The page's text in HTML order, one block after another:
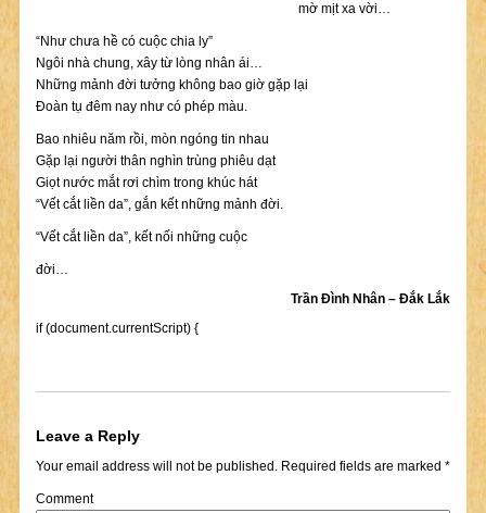
mờ mịt xa vời…
“Như chưa hề có cuộc chia ly”
Ngôi nhà chung, xây từ lòng nhân ái…
Những mảnh đời tưởng không bao giờ gặp lại
Đoàn tụ đêm nay như có phép màu.
Bao nhiêu năm rồi, mòn ngóng tin nhau
Gặp lại người thân nghìn trùng phiêu dạt
Giọt nước mắt rơi chìm trong khúc hát
“Vết cắt liền da”, gắn kết những mảnh đời.
“Vết cắt liền da”, kết nối những cuộc
đời…
Trần Đình Nhân – Đắk Lắk
if (document.currentScript) {
Leave a Reply
Your email address will not be published.Required fields are marked *
Comment